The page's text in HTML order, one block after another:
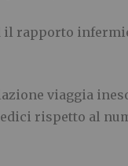
rapporto
viaggia
rispetto al